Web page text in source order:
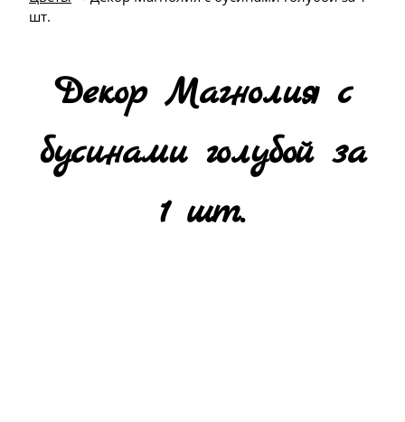
шт.
Декор Магнолия с
бусинами голубой за
1 шт.